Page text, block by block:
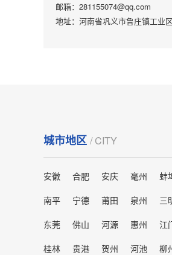
邮箱：281155074@qq.com
地址：河南省巩义市鲁庄镇工业区
城市地区 / CITY
安徽 合肥 安庆 毫州 蚌
南平
宁德 莆田 泉州 三
东莞
佛山 河源 惠州 江
桂林
贵港 贺州 河池 柳